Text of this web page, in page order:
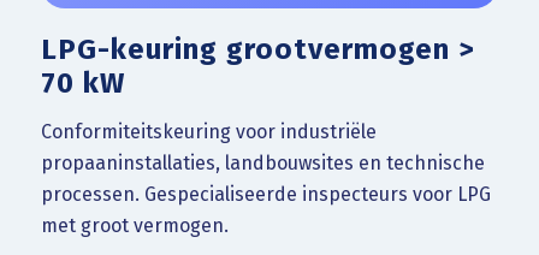
LPG-keuring grootvermogen >
70 kW
Conformiteitskeuring voor industriële
propaaninstallaties, landbouwsites en technische
processen. Gespecialiseerde inspecteurs voor LPG
met groot vermogen.